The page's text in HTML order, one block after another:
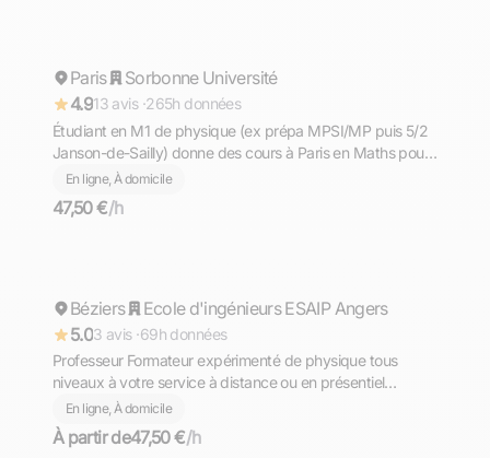
Répond rapidement
Paris
Sorbonne Université
4.913 avis ·265h données
Étudiant en M1 de physique (ex prépa MPSI/MP puis 5/2
Janson-de-Sailly) donne des cours à Paris en Maths pour
tout niveau prépa MPSI
En ligne, À domicile
47,50 €/h
Répond rapidement
Béziers
Ecole d'ingénieurs ESAIP Angers
5.03 avis ·69h données
Professeur Formateur expérimenté de physique tous
niveaux à votre service à distance ou en présentiel
(Béziers)
En ligne, À domicile
À partir de47,50 €/h